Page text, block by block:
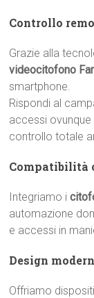
Controllo
Grazie alla
videocitofono
smartphone.
Rispondi al
accessi
controllo totale
Compatibilità
Integriamo i
automazione
e accessi in
Design
Offriamo